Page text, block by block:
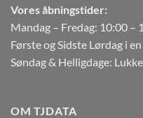
Vores åbningstider:
Mandag – Fredag: 10:00 –
Første og Sidste Lørdag i
Søndag & Helligdage:
OM TJDATA